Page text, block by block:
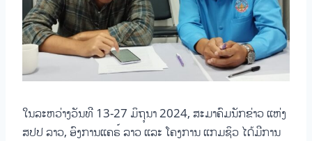
ໃນລະຫວ່າງວັນທີ 13-27 ມິຖຸນາ 2024, ສະມາຄົມນັກຂ່າວ ແຫ່ງ
ສປປ ລາວ, ອົງການແຄຣ໌ ລາວ ແລະ ໂຄງການ ແກມຊິວ ໄດ້ມີການ